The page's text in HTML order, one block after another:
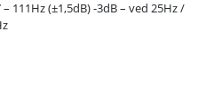
111Hz (±1,5dB) -3dB – ved 25Hz /